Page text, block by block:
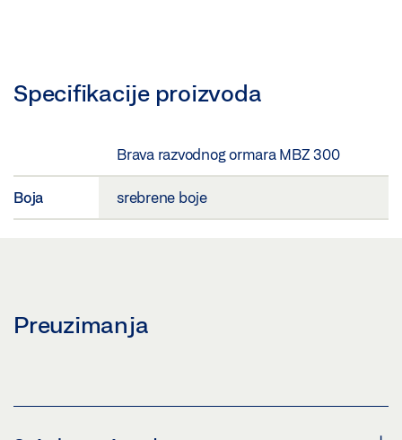
Specifikacije proizvoda
Brava razvodnog ormara MBZ 300
Boja srebrene boje
Preuzimanja